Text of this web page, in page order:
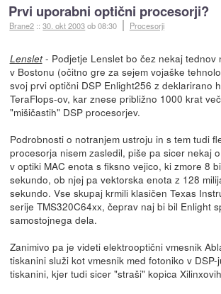
Prvi uporabni optični procesorji?
Brane2 ::30. okt 2003ob 08:30 Procesorji
Lenslet- Podjetje Lenslet bo čez nekaj tednov
v Bostonu (očitno gre za sejem vojaške
svoj prvi optični DSP Enlight256 z deklarirano
TeraFlops-ov, kar znese približno 1000 krat
"mišičastih" DSP procesorjev.
Podrobnosti o notranjem ustroju in s tem tudi
procesorja nisem zasledil, piše pa sicer nekaj
v optiki MAC enota s fiksno vejico, ki zmore 8
sekundo, ob njej pa vektorska enota z 128
sekundo. Vse skupaj krmili klasičen Texas
serije TMS320C64xx, čeprav naj bi bil Enlight
samostojnega dela.
Zanimivo pa je videti elektrooptični vmesnik
tiskanini služi kot vmesnik med fotoniko v
tiskanini, kjer tudi sicer "straši" kopica